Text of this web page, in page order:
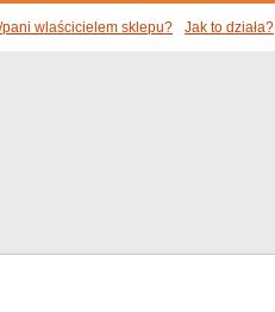
wlaścicielem sklepu? Jak to działa?